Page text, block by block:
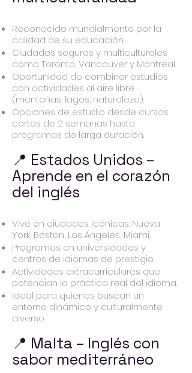
Reconocido mundialmente por la
calidad de su educación.
Ciudades seguras y multiculturales
como Toronto, Vancouver y Montreal.
Oportunidad de combinar estudios
con actividades al aire libre
(montañas, lagos, naturaleza).
Opciones de estudio desde cursos
cortos de 2 semanas hasta
programas de larga duración.
📍 Estados Unidos –
Aprende en el corazón
del inglés
Vive en ciudades icónicas: Nueva
York, Boston, Los Ángeles, Miami.
Programas en universidades y
centros de idiomas de prestigio.
Actividades extracurriculares que
potencian la práctica real del idioma.
Ideal para quienes buscan un
entorno dinámico y culturalmente
diverso.
📍 Malta – Inglés con
sabor mediterráneo